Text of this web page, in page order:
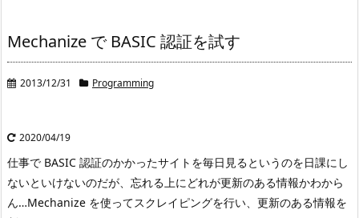
Mechanize で BASIC 認証を試す
2013/12/31 Programming
2020/04/19
仕事で BASIC 認証のかかったサイトを毎日見るというのを日課にし
ないといけないのだが、忘れる上にどれが更新のある情報かわから
ん…Mechanize を使ってスクレイピングを行い、更新のある情報を